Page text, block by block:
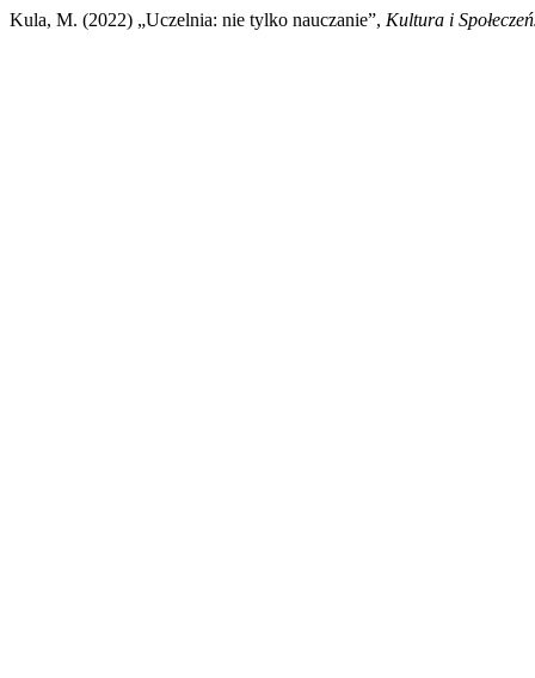
Kula, M. (2022) „Uczelnia: nie tylko nauczanie”, Kultura i